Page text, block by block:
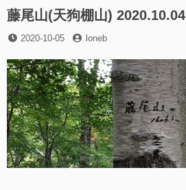
履
歴
書
大
河
内
直
彦
–
に
藤尾山(天狗棚山) 2020.10.04
投
日
2020-10-05
投
者
loneb